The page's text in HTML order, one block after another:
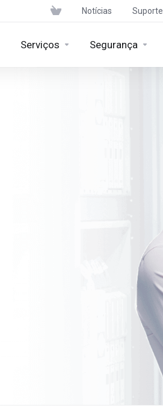
Notícias Suporte
Serviços Segurança